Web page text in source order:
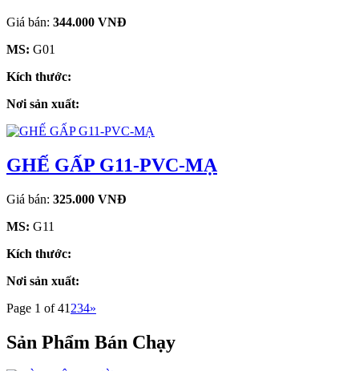
Giá bán: 344.000 VNĐ
MS: G01
Kích thước:
Nơi sản xuất:
GHẾ GẤP G11-PVC-MẠ
Giá bán: 325.000 VNĐ
MS: G11
Kích thước:
Nơi sản xuất:
Page 1 of 41 234»
Sản Phẩm Bán Chạy